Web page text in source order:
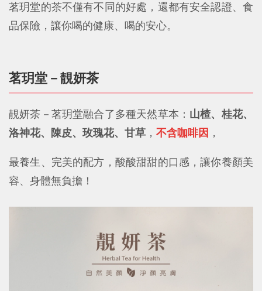
茗玥堂的茶不僅有不同的好處，還都有安全認證、食
品保險，讓你喝的健康、喝的安心。
茗玥堂－靚妍茶
靚妍茶－茗玥堂融合了多種天然草本： 山楂、桂花、
洛神花、陳皮、玫瑰花、甘草 ， 不含咖啡因 ，
最養生、完美的配方，酸酸甜甜的口感，讓你養顏美
容、身體無負擔！